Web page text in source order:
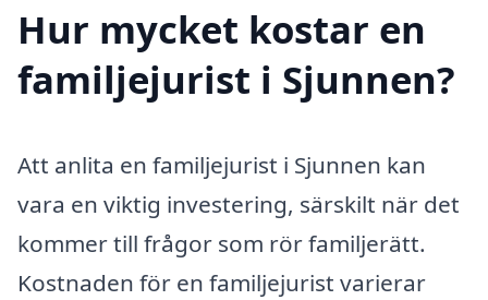
Hur mycket kostar en
familjejurist i Sjunnen?
Att anlita en familjejurist i Sjunnen kan
vara en viktig investering, särskilt när det
kommer till frågor som rör familjerätt.
Kostnaden för en familjejurist varierar